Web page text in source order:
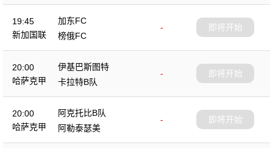
19:45
新加国联
加东FC
-
榜俄FC
即将开始
20:00
哈萨克甲
伊基巴斯图特
-
卡拉特B队
即将开始
20:00
哈萨克甲
阿克托比B队
-
阿勒泰瑟美
即将开始